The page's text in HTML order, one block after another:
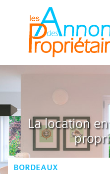
La location